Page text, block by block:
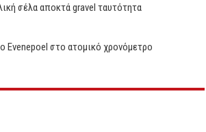
σέλα αποκτά gravel ταυτότητα
Evenepoel στο ατομικό χρονόμετρο